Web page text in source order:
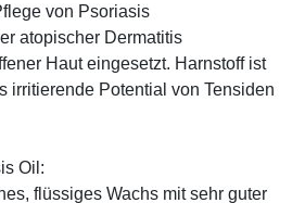
von Psoriasis
atopischer Dermatitis
Haut eingesetzt. Harnstoff ist
irritierende Potential von Tensiden
Oil:
flüssiges Wachs mit sehr guter